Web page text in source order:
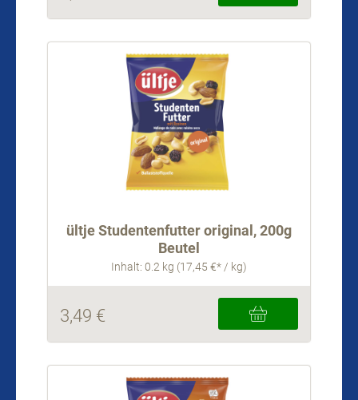
ültje Studentenfutter original, 200g
Beutel
Inhalt: 0.2 kg (17,45 €* / kg)
3,49 €